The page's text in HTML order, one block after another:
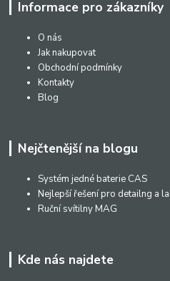
Informace pro zákazníky
O nás
Jak nakupovat
Obchodní podmínky
Kontakty
Blog
Nejčtenější na blogu
Systém jedné baterie CAS
Nejlepší řešení pro detailng a
Ruční svítilny MAG
Kde nás najdete